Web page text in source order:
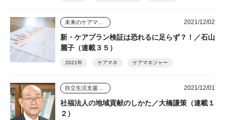
2021/12/02
新・ケアプラン検証は恐れるに足らず？！／石山
麗子（連載３５）
2021年 ケアマネ ケアマネジャー
2021/12/01
社福法人の地域貢献のしかた／大橋謙策（連載１
２）